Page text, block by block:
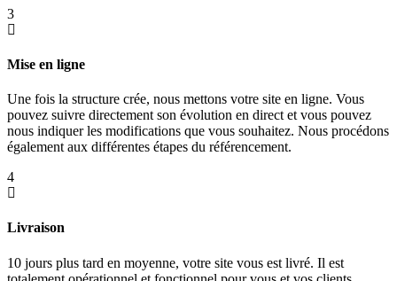
3
Mise en ligne
Une fois la structure crée, nous mettons votre site en ligne. Vous
pouvez suivre directement son évolution en direct et vous pouvez
nous indiquer les modifications que vous souhaitez. Nous procédons
également aux différentes étapes du référencement.
4
Livraison
10 jours plus tard en moyenne, votre site vous est livré. Il est